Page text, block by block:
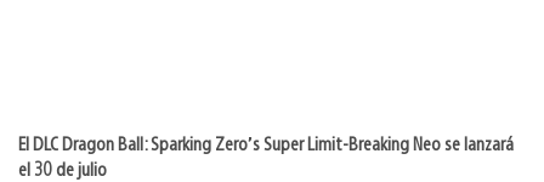
El DLC Dragon Ball: Sparking Zero’s Super Limit-Breaking Neo se lanzará
el 30 de julio